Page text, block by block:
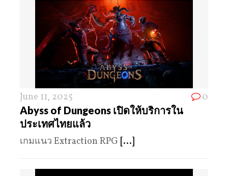
June 11, 2025 0
Abyss of Dungeons เปิดให้บริการใน
ประเทศไทยแล้ว
เกมแนว Extraction RPG [...]